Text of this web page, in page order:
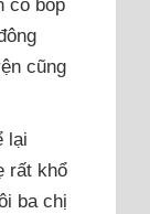
cô bóp
cũng
lại
rất khổ
ba chị